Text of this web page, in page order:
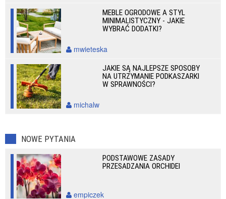
MEBLE OGRODOWE A STYL
MINIMALISTYCZNY - JAKIE
WYBRAĆ DODATKI?
mwieteska
JAKIE SĄ NAJLEPSZE SPOSOBY
NA UTRZYMANIE PODKASZARKI
W SPRAWNOŚCI?
michalw
NOWE PYTANIA
PODSTAWOWE ZASADY
PRZESADZANIA ORCHIDEI
empiczek